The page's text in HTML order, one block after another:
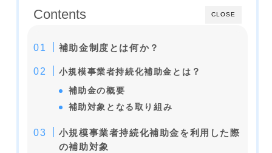
CLOSE
Contents
補助金制度とは何か？
小規模事業者持続化補助金とは ？
補助金の概要
補助対象となる取り組み
小規模事業者持続化補助金を利用した際
の補助対象